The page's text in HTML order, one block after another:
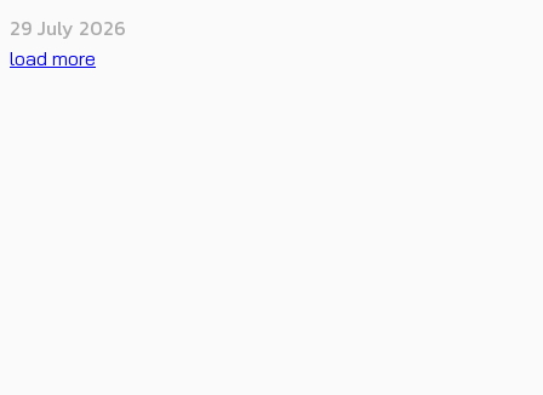
29 July 2026
load more